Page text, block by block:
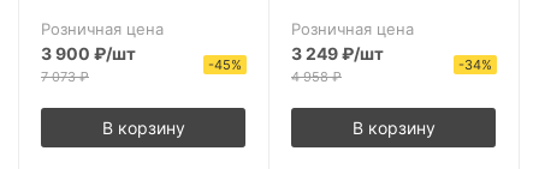
Розничная цена
3 900 ₽/шт
7 073₽
-45%
В корзину
Розничная цена
3 249₽/шт
4 958₽
-34%
В корзину